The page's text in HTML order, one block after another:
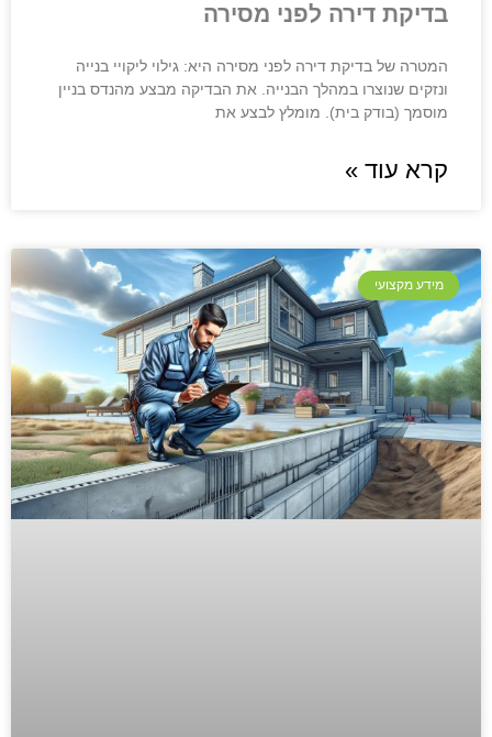
בדיקת דירה לפני מסירה
המטרה של בדיקת דירה לפני מסירה היא: גילוי ליקויי בנייה
ונזקים שנוצרו במהלך הבנייה. את הבדיקה מבצע מהנדס בניין
מוסמך (בודק בית). מומלץ לבצע את
קרא עוד »
מידע מקצועי